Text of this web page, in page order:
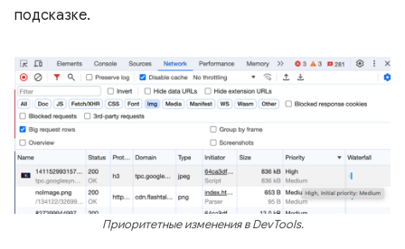
подсказке.
Приоритетные изменения в DevTools.